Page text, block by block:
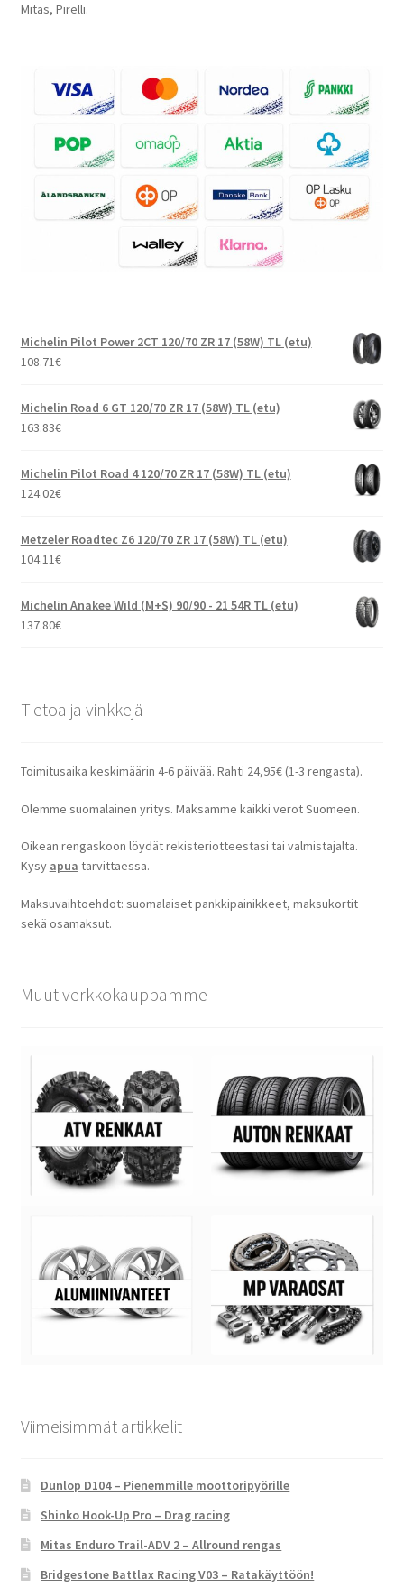
Mitas, Pirelli.
Michelin Pilot Power 2CT 120/70 ZR 17 (58W) TL (etu)
108.71€
Michelin Road 6 GT 120/70 ZR 17 (58W) TL (etu)
163.83€
Michelin Pilot Road 4 120/70 ZR 17 (58W) TL (etu)
124.02€
Metzeler Roadtec Z6 120/70 ZR 17 (58W) TL (etu)
104.11€
Michelin Anakee Wild (M+S) 90/90 - 21 54R TL (etu)
137.80€
Tietoa ja vinkkejä
Toimitusaika keskimäärin 4-6 päivää. Rahti 24,95€ (1-3 rengasta).
Olemme suomalainen yritys. Maksamme kaikki verot Suomeen.
Oikean rengaskoon löydät rekisteriotteestasi tai valmistajalta.
Kysy apua tarvittaessa.
Maksuvaihtoehdot: suomalaiset pankkipainikkeet, maksukortit
sekä osamaksut.
Muut verkkokauppamme
Viimeisimmät artikkelit
Dunlop D104 – Pienemmille moottoripyörille
Shinko Hook-Up Pro – Drag racing
Mitas Enduro Trail-ADV 2 – Allround rengas
Bridgestone Battlax Racing V03 – Ratakäyttöön!